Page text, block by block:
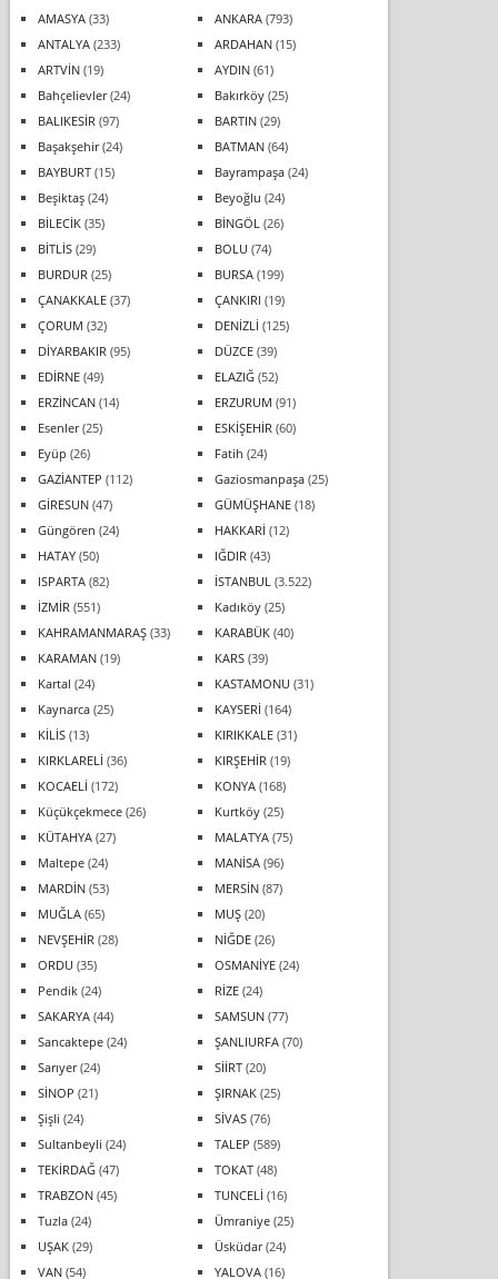
AMASYA(33) ANKARA(793)
ANTALYA(233) ARDAHAN(15)
ARTVİN(19) AYDIN(61)
Bahçelievler(24) Bakırköy(25)
BALIKESİR (97) BARTIN(29)
Başakşehir(24) BATMAN(64)
BAYBURT(15) Bayrampaşa(24)
Beşiktaş(24) Beyoğlu (24)
BİLECİK(35) BİNGÖL (26)
BİTLİS(29) BOLU (74)
BURDUR (25) BURSA(199)
ÇANAKKALE(37) ÇANKIRI (19)
ÇORUM (32) DENİZLİ (125)
DİYARBAKIR (95) DÜZCE(39)
EDİRNE(49) ELAZIĞ(52)
ERZİNCAN(14) ERZURUM (91)
Esenler(25) ESKİŞEHİR (60)
Eyüp (26) Fatih (24)
GAZİANTEP (112) Gaziosmanpaşa(25)
GİRESUN(47) GÜMÜŞHANE(18)
Güngören (24) HAKKARİ (12)
HATAY(50) IĞDIR (43)
ISPARTA(82) İSTANBUL (3.522)
İZMİR (551) Kadıköy(25)
KAHRAMANMARAŞ(33) KARABÜK(40)
KARAMAN(19) KARS(39)
Kartal (24) KASTAMONU (31)
Kaynarca(25) KAYSERİ (164)
KİLİS(13) KIRIKKALE(31)
KIRKLARELİ (36) KIRŞEHİR (19)
KOCAELİ (172) KONYA(168)
Küçükçekmece(26) Kurtköy(25)
KÜTAHYA(27) MALATYA(75)
Maltepe(24) MANİSA(96)
MARDİN(53) MERSİN(87)
MUĞLA(65) MUŞ(20)
NEVŞEHİR (28) NİĞDE(26)
ORDU (35) OSMANİYE(24)
Pendik(24) RİZE(24)
SAKARYA(44) SAMSUN(77)
Sancaktepe(24) ŞANLIURFA(70)
Sarıyer(24) SİİRT(20)
SİNOP (21) ŞIRNAK(25)
Şişli (24) SİVAS(76)
Sultanbeyli (24) TALEP (589)
TEKİRDAĞ(47) TOKAT(48)
TRABZON(45) TUNCELİ (16)
Tuzla(24) Ümraniye(25)
UŞAK(29) Üsküdar(24)
VAN(54) YALOVA(16)